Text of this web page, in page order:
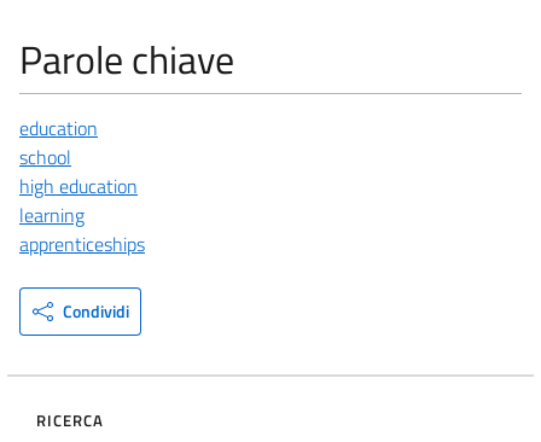
Parole chiave
education
school
high education
learning
apprenticeships
Condividi
RICERCA